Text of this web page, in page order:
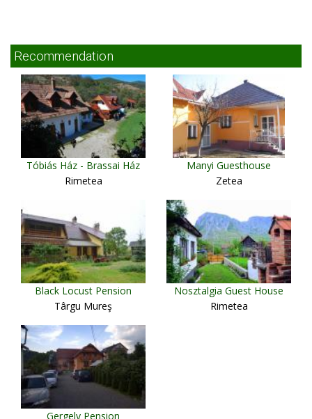
Recommendation
Tóbiás Ház - Brassai Ház
Rimetea
Manyi Guesthouse
Zetea
Black Locust Pension
Târgu Mureş
Nosztalgia Guest House
Rimetea
Gergely Pension